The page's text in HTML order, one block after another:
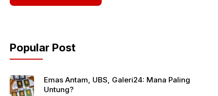
Popular Post
Emas Antam, UBS, Galeri24: Mana Paling
Untung?